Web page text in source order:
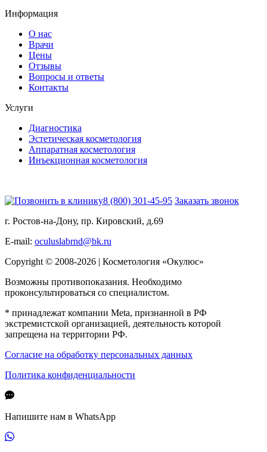
Информация
О нас
Врачи
Цены
Отзывы
Вопросы и ответы
Контакты
Услуги
Диагностика
Эстетическая косметология
Аппаратная косметология
Инъекционная косметология
8 (800) 301-45-95 Заказать звонок
г. Ростов-на-Дону, пр. Кировский, д.69
E-mail: oculuslabrnd@bk.ru
Copyright © 2008-2026 | Косметология «Окулюс»
Возможны противопоказания. Необходимо
проконсультироваться со специалистом.
* принадлежат компании Meta, признанной в РФ
экстремистской организацией, деятельность которой
запрещена на территории РФ.
Согласие на обработку персональных данных
Политика конфиденциальности
Напишите нам в WhatsApp